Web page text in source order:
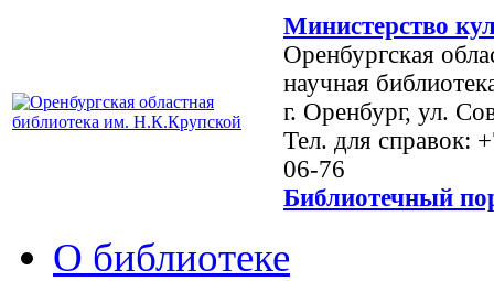
Министерство
Оренбургская
научная
г. Оренбург, ул.
Тел. для справок:
06-76
Библиотечный
О библиотеке